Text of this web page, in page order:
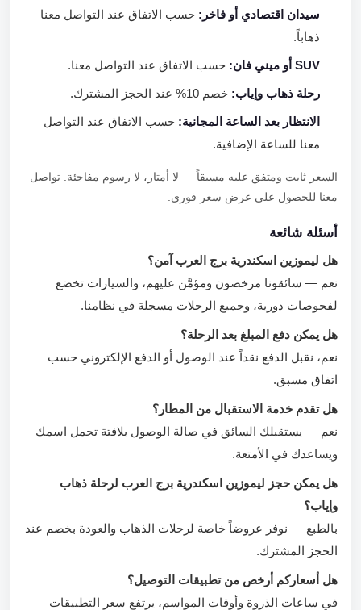
سيدان اقتصادي أو فاخر:حسب الاتفاق عند التواصل معنا
ذهاباً.
SUV أو ميني فان: حسب الاتفاق عند التواصل معنا.
رحلة ذهاب وإياب:خصم 10% عند الحجز المشترك.
الانتظار بعد الساعة المجانية:حسب الاتفاق عند التواصل
معنا للساعة الإضافية.
السعر ثابت ومتفق عليه مسبقاً — لا أمتار، لا رسوم مفاجئة. تواصل
معنا للحصول على عرض سعر فوري.
أسئلة شائعة
هل ليموزين اسكندرية برج العرب آمن؟
نعم — سائقونا مرخصون ومؤمَّن عليهم، والسيارات تخضع
لفحوصات دورية، وجميع الرحلات مسجلة في نظامنا.
هل يمكن دفع المبلغ بعد الرحلة؟
نعم، نقبل الدفع نقداً عند الوصول أو الدفع الإلكتروني حسب
اتفاق مسبق.
هل تقدم خدمة الاستقبال من المطار؟
نعم — يستقبلك السائق في صالة الوصول بلافتة تحمل اسمك
ويساعدك في الأمتعة.
هل يمكن حجز ليموزين اسكندرية برج العرب لرحلة ذهاب
وإياب؟
بالطبع — نوفر عروضاً خاصة لرحلات الذهاب والعودة بخصم عند
الحجز المشترك.
هل أسعاركم أرخص من تطبيقات التوصيل؟
في ساعات الذروة وأوقات المواسم، يرتفع سعر التطبيقات